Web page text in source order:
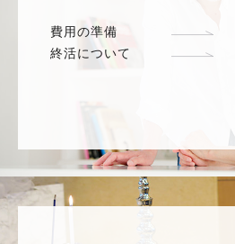
費用の準備
終活について